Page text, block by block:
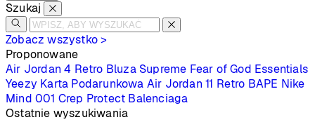
Szukaj
Zobacz wszystko >
Proponowane
Air Jordan 4 Retro Bluza Supreme Fear of God Essentials
Yeezy Karta Podarunkowa Air Jordan 11 Retro BAPE Nike
Mind 001 Crep Protect Balenciaga
Ostatnie wyszukiwania